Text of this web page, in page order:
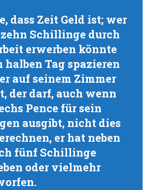
dass Zeit Geld ist; wer
Schillinge durch
erwerben könnte
halben Tag spazieren
auf seinem Zimmer
der darf, auch wenn
Pence für sein
ausgibt, nicht dies
er hat neben
fünf Schillinge
oder vielmehr